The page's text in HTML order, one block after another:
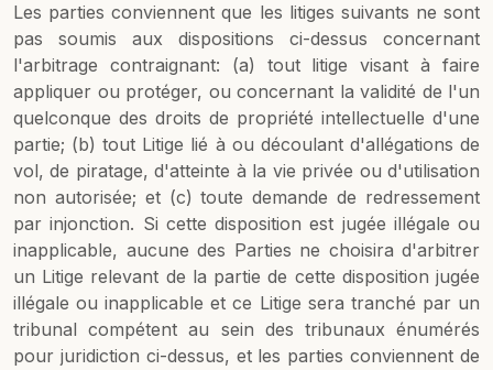
Les parties conviennent que les litiges suivants ne sont
pas soumis aux dispositions ci-dessus concernant
l'arbitrage contraignant: (a) tout litige visant à faire
appliquer ou protéger, ou concernant la validité de l'un
quelconque des droits de propriété intellectuelle d'une
partie; (b) tout Litige lié à ou découlant d'allégations de
vol, de piratage, d'atteinte à la vie privée ou d'utilisation
non autorisée; et (c) toute demande de redressement
par injonction. Si cette disposition est jugée illégale ou
inapplicable, aucune des Parties ne choisira d'arbitrer
un Litige relevant de la partie de cette disposition jugée
illégale ou inapplicable et ce Litige sera tranché par un
tribunal compétent au sein des tribunaux énumérés
pour juridiction ci-dessus, et les parties conviennent de